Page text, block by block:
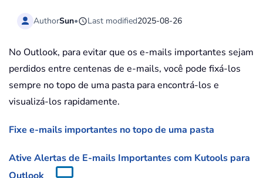
AuthorSun• Last modified2025-08-26
No Outlook, para evitar que os e-mails importantes sejam
perdidos entre centenas de e-mails, você pode fixá-los
sempre no topo de uma pasta para encontrá-los e
visualizá-los rapidamente.
Fixe e-mails importantes no topo de uma pasta
Ative Alertas de E-mails Importantes com Kutools para